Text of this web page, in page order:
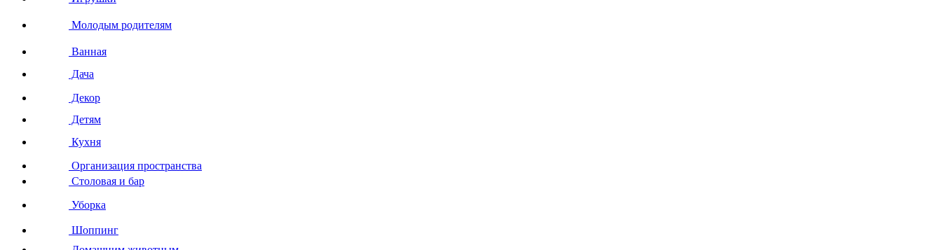
Молодым родителям
Ванная
Дача
Декор
Детям
Кухня
Организация пространства
Столовая и бар
Уборка
Шоппинг